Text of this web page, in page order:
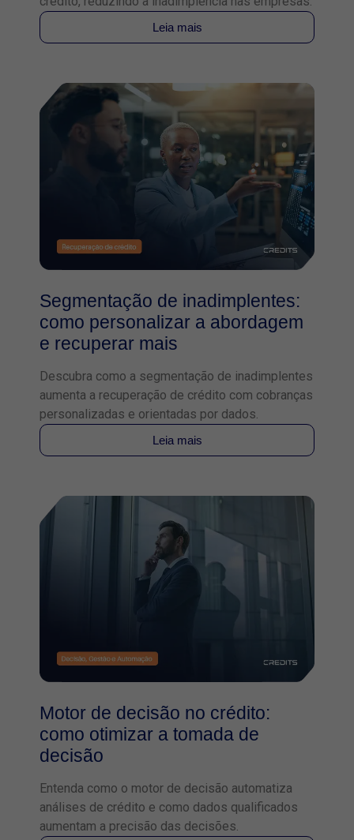
Leia mais
Segmentação de inadimplentes:
como personalizar a abordagem
e recuperar mais
Descubra como a segmentação de inadimplentes
aumenta a recuperação de crédito com cobranças
personalizadas e orientadas por dados.
Leia mais
Motor de decisão no crédito:
como otimizar a tomada de
decisão
Entenda como o motor de decisão automatiza
análises de crédito e como dados qualificados
aumentam a precisão das decisões.